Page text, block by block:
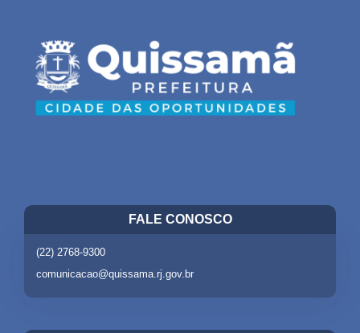
FALE CONOSCO
(22) 2768-9300
comunicacao@quissama.rj.gov.br